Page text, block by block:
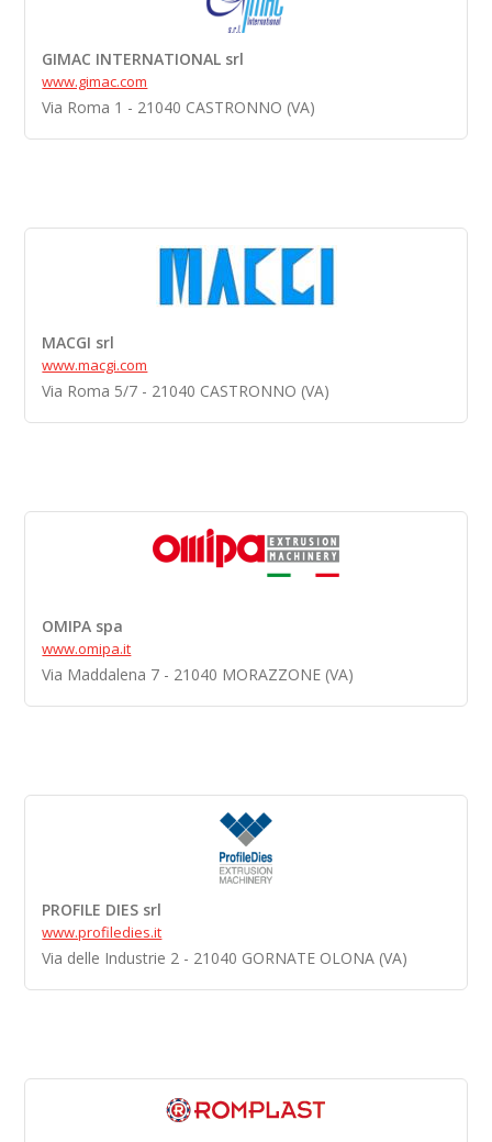
GIMAC INTERNATIONAL srl
www.gimac.com
Via Roma 1 - 21040 CASTRONNO (VA)
MACGI srl
www.macgi.com
Via Roma 5/7 - 21040 CASTRONNO (VA)
OMIPA spa
www.omipa.it
Via Maddalena 7 - 21040 MORAZZONE (VA)
PROFILE DIES srl
www.profiledies.it
Via delle Industrie 2 - 21040 GORNATE OLONA (VA)